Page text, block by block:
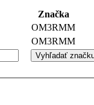
Značka
OM3RMM
OM3RMM